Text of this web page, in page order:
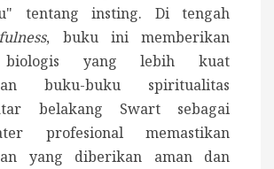
tentang insting. Di tengah
, buku ini memberikan
biologis yang lebih kuat
buku-buku spiritualitas
belakang Swart sebagai
profesional memastikan
yang diberikan aman dan